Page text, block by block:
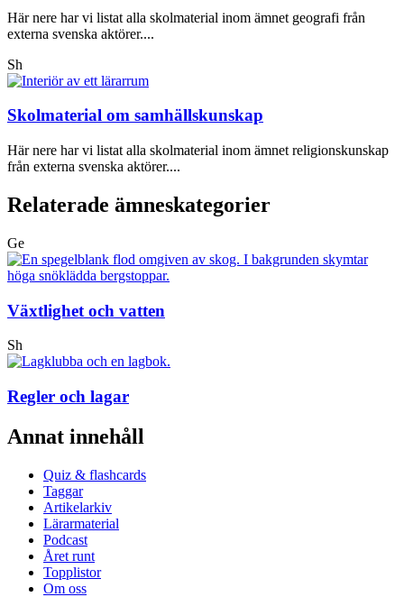
Här nere har vi listat alla skolmaterial inom ämnet geografi från
externa svenska aktörer....
Sh
Skolmaterial om samhällskunskap
Här nere har vi listat alla skolmaterial inom ämnet religionskunskap
från externa svenska aktörer....
Relaterade ämneskategorier
Ge
Växtlighet och vatten
Sh
Regler och lagar
Annat innehåll
Quiz & flashcards
Taggar
Artikelarkiv
Lärarmaterial
Podcast
Året runt
Topplistor
Om oss